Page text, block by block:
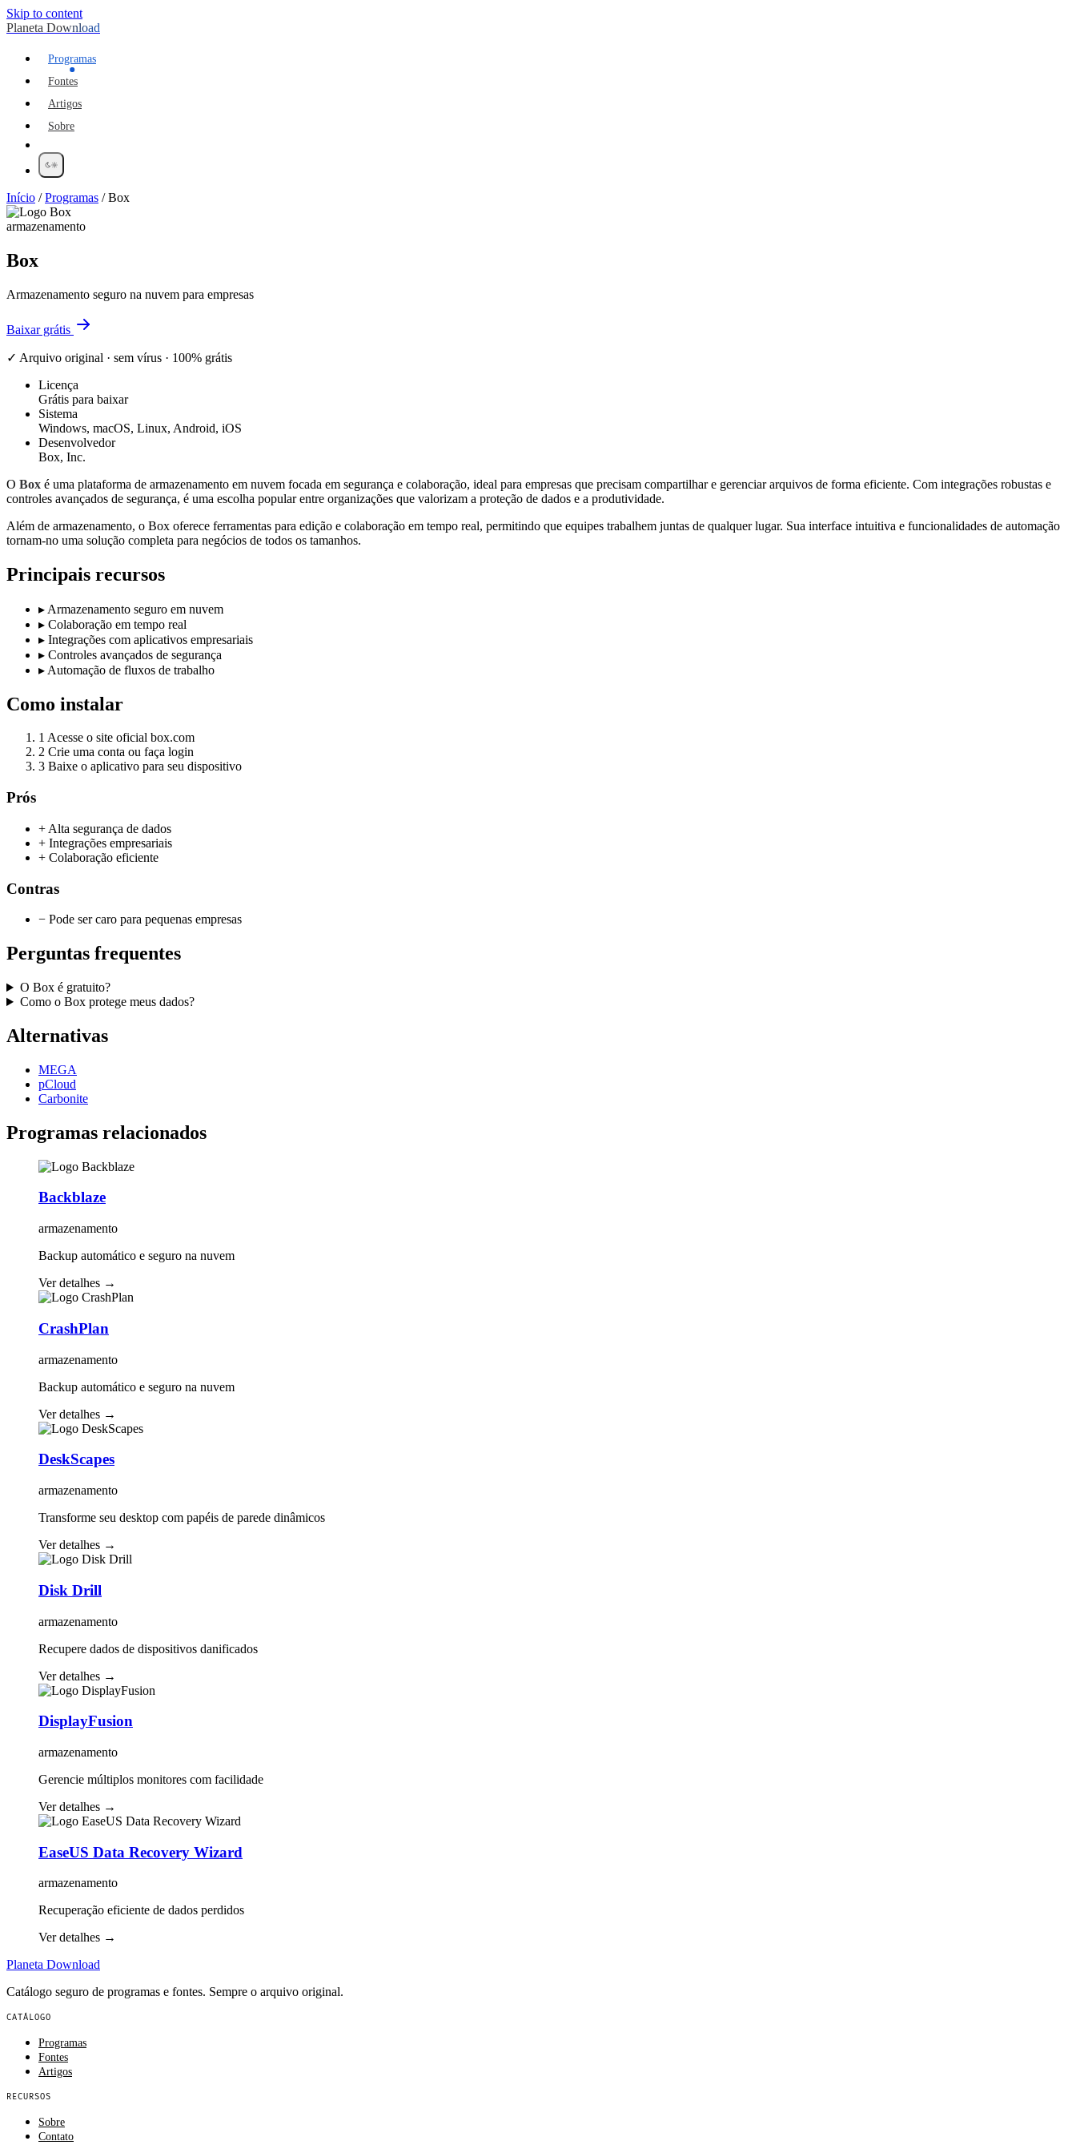
Skip to content
Planeta Download
Programas
Fontes
Artigos
Sobre
Início /Programas /Box
armazenamento
Box
Armazenamento seguro na nuvem para empresas
Baixar grátis
✓ Arquivo original · sem vírus · 100% grátis
Licença
Grátis para baixar
Sistema
Windows, macOS, Linux, Android, iOS
Desenvolvedor
Box, Inc.
O Box é uma plataforma de armazenamento em nuvem focada em segurança e colaboração, ideal para empresas que precisam compartilhar e gerenciar arquivos de forma eficiente. Com integrações robustas e
controles avançados de segurança, é uma escolha popular entre organizações que valorizam a proteção de dados e a produtividade.
Além de armazenamento, o Box oferece ferramentas para edição e colaboração em tempo real, permitindo que equipes trabalhem juntas de qualquer lugar. Sua interface intuitiva e funcionalidades de automação
tornam-no uma solução completa para negócios de todos os tamanhos.
Principais recursos
▸ Armazenamento seguro em nuvem
▸ Colaboração em tempo real
▸ Integrações com aplicativos empresariais
▸ Controles avançados de segurança
▸ Automação de fluxos de trabalho
Como instalar
1 Acesse o site oficial box.com
2 Crie uma conta ou faça login
3 Baixe o aplicativo para seu dispositivo
Prós
+ Alta segurança de dados
+ Integrações empresariais
+ Colaboração eficiente
Contras
− Pode ser caro para pequenas empresas
Perguntas frequentes
O Box é gratuito?
Como o Box protege meus dados?
Alternativas
MEGA
pCloud
Carbonite
Programas relacionados
Backblaze
armazenamento
Backup automático e seguro na nuvem
Ver detalhes →
CrashPlan
armazenamento
Backup automático e seguro na nuvem
Ver detalhes →
DeskScapes
armazenamento
Transforme seu desktop com papéis de parede dinâmicos
Ver detalhes →
Disk Drill
armazenamento
Recupere dados de dispositivos danificados
Ver detalhes →
DisplayFusion
armazenamento
Gerencie múltiplos monitores com facilidade
Ver detalhes →
EaseUS Data Recovery Wizard
armazenamento
Recuperação eficiente de dados perdidos
Ver detalhes →
Planeta Download
Catálogo seguro de programas e fontes. Sempre o arquivo original.
CATÁLOGO
Programas
Fontes
Artigos
RECURSOS
Sobre
Contato